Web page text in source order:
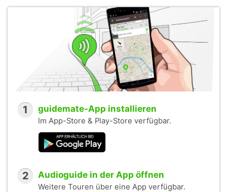
1 guidemate-App installieren
Im App-Store & Play-Store verfügbar.
2 Audioguide in der App öffnen
Weitere Touren über eine App verfügbar.